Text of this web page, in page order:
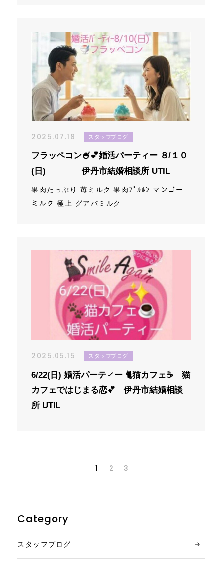
2025.07.18 スタッフブログ
フラッペコン🍧💕婚活パーティー ８/１０
(日) 伊丹市結婚相談所 UTIL
果肉たっぷり 苺ミルク 果肉ﾌﾟﾙﾙﾝ マンゴー
ミルク 極上 グアバミルク
2025.05.15 スタッフブログ
6/22(日) 婚活パーティー 🐈猫カフェ☕ 猫
カフェではじまる恋💕 伊丹市結婚相談
所 UTIL
1 2 3
Category
スタッフブログ